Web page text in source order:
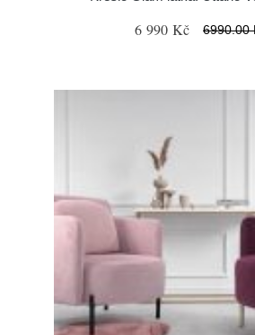
6 990 Kč 6990.00